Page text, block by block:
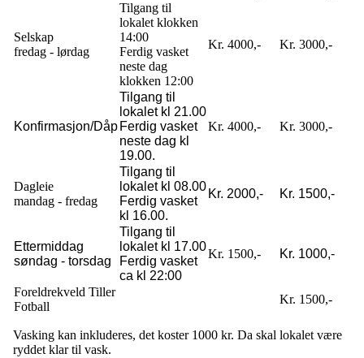
Selskap
fredag - lørdag
Tilgang til
lokalet klokken
14:00
Ferdig vasket
neste dag
klokken 12:00
Kr. 4000,- Kr. 3000,-
Konfirmasjon/Dåp
Tilgang til
lokalet kl 21.00
Ferdig vasket
neste dag kl
19.00.
Kr. 4000,- Kr. 3000,-
Dagleie
mandag - fredag
Tilgang til
lokalet kl 08.00
Ferdig vasket
kl 16.00.
Kr. 2000,- Kr. 1500,-
Ettermiddag
søndag - torsdag
Tilgang til
lokalet kl 17.00
Ferdig vasket
ca kl 22:00
Kr. 1500,- Kr. 1000,-
Foreldrekveld Tiller
Fotball
Kr. 1500,-
Vasking kan inkluderes, det koster 1000 kr. Da skal lokalet være
ryddet klar til vask.